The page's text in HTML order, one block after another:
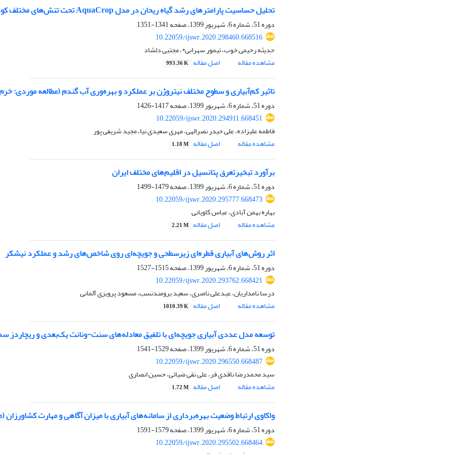
تحلیل حساسیت پارامترهای رشد گیاه ریحان در مدل AquaCrop تحت تنش‌های مختلف کود نیتروژن
دوره 51، شماره 6، شهریور 1399، صفحه
1341-1351
10.22059/ijswr.2020.298460.668516
حدیثه رحیمی خوب، تیمور سهرابی*، مجتبی دلشاد
مشاهده مقاله
اصل مقاله 993.36 K
تاثیر کم‌آبیاری و سطوح مختلف نیتروژن بر عملکرد و بهره‌وری آب گندم (مطالعه موردی:
دوره 51، شماره 6، شهریور 1399، صفحه
1417-1426
10.22059/ijswr.2020.294911.668451
فاطمه علیزاده، علی حیدر نصرالهی، مهری سعیدی نیا، مجید شریفی پور
مشاهده مقاله
اصل مقاله 1.18 M
برآورد تبخیرتعرق پتانسیل در اقلیم‌های مختلف ایران
دوره 51، شماره 6، شهریور 1399، صفحه
1479-1499
10.22059/ijswr.2020.295777.668473
بهاره بهمن آبادی، عباس کاویانی
مشاهده مقاله
اصل مقاله 2.21 M
اثر روش‌های آبیاری قطره‌ای زیرسطحی و جویچه‌ای روی شاخص‌های رشد و عملکرد نیشکر
دوره 51، شماره 6، شهریور 1399، صفحه
1515-1527
10.22059/ijswr.2020.293762.668421
درسا نامداریان، عبدعلی ناصری، سعید برومندنسب، مسعود پرویزی آلمانی
مشاهده مقاله
اصل مقاله 1010.39 K
توسعه مدل عددی آبیاری جویچه‌ای با تلفیق معادله‌های سنت-ونانت یک‌بعدی و ریچاردز
دوره 51، شماره 6، شهریور 1399، صفحه
1529-1541
10.22059/ijswr.2020.296550.668487
سید محمدرضا ناقدی فر، علی نقی ضیائی، حسین انصاری
مشاهده مقاله
اصل مقاله 1.72 M
واکاوی ارتباط وضعیت بهره‌برداری از سامانه‌های آبیاری با میزان آگاهی و مهارت
دوره 51، شماره 6، شهریور 1399، صفحه
1579-1591
10.22059/ijswr.2020.295502.668464